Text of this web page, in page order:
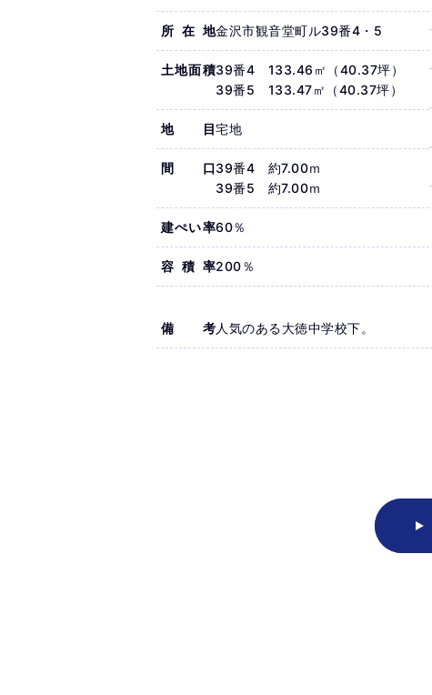
所在地金沢市観音堂町ル39番4・5
土地面積39番4 133.46㎡（40.37坪）
39番5 133.47㎡（40.37坪）
地目宅地
間口39番4 約7.00ｍ
39番5 約7.00ｍ
建ぺい率60％
容積率200％
備考人気のある大徳中学校下。